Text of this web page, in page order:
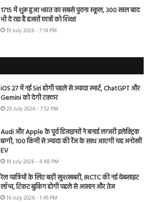
1715 में शुरू हुआ भारत का सबसे पुराना स्कूल, 300 साल बाद
भी दे रहा है हजारों छात्रों को शिक्षा
19 July 2026 - 7:14 PM
iOS 27 में नई Siri होगी पहले से ज्यादा स्मार्ट, ChatGPT और
Gemini को देगी टक्कर
25 July 2026 - 7:52 PM
Audi और Apple के पूर्व डिजाइनरों ने बनाई लग्जरी इलेक्ट्रिक
बग्गी, 100 किमी से ज्यादा की रेंज के साथ आएगी यह अनोखी
EV
19 July 2026 - 4:48 PM
रेल यात्रियों के लिए बड़ी खुशखबरी, IRCTC की नई वेबसाइट
लॉन्च, टिकट बुकिंग होगी पहले से आसान और तेज
16 July 2026 - 1:45 PM